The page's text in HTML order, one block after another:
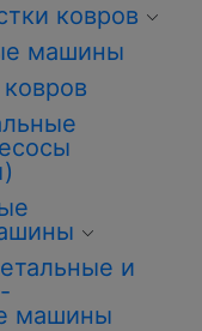
ковров
машины
и
машины